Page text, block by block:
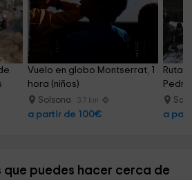
Vuelo en globo Montserrat, 1
hora (niños)
Solsona 3.7 km
a partir de 100€
Ruta
a
puedes hacer cerca de